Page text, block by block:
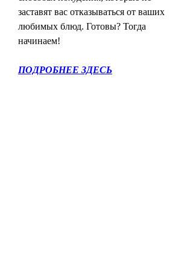
заставят вас отказываться от ваших
любимых блюд. Готовы? Тогда
начинаем!
ПОДРОБНЕЕ ЗДЕСЬ